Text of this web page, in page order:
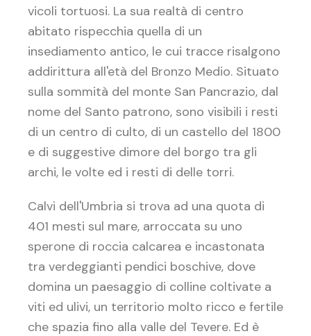
vicoli tortuosi. La sua realtà di centro
abitato rispecchia quella di un
insediamento antico, le cui tracce risalgono
addirittura all'età del Bronzo Medio. Situato
sulla sommità del monte San Pancrazio, dal
nome del Santo patrono, sono visibili i resti
di un centro di culto, di un castello del 1800
e di suggestive dimore del borgo tra gli
archi, le volte ed i resti di delle torri.
Calvi dell'Umbria si trova ad una quota di
401 mesti sul mare, arroccata su uno
sperone di roccia calcarea e incastonata
tra verdeggianti pendici boschive, dove
domina un paesaggio di colline coltivate a
viti ed ulivi, un territorio molto ricco e fertile
che spazia fino alla valle del Tevere. Ed è